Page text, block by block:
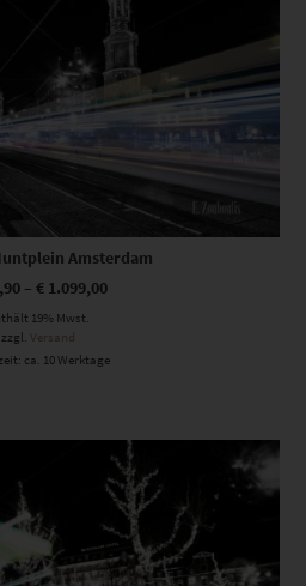
Amsterdam
– €1.099,00
19% Mwst.
zzgl. Versand
ca. 10 Werktage
Dieses Produkt weist mehrere Varianten auf. Die Optionen können auf der Produktseite gewählt werden